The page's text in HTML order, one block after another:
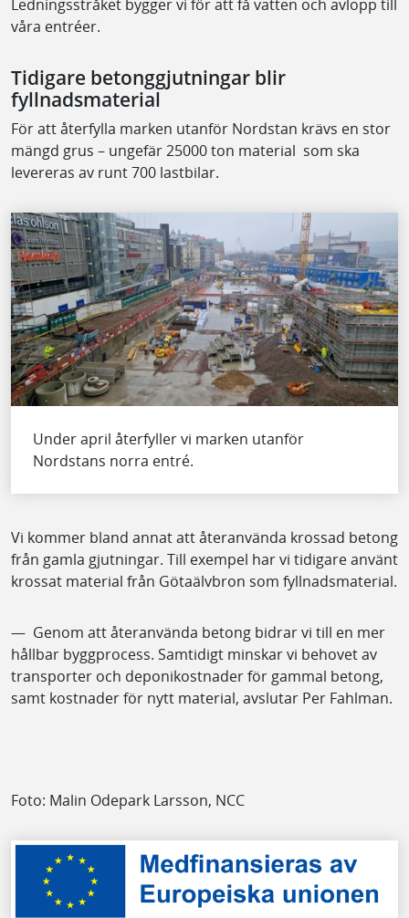
Ledningsstråket bygger vi för att få vatten och avlopp till
våra entréer.
Tidigare betonggjutningar blir
fyllnadsmaterial
För att återfylla marken utanför Nordstan krävs en stor
mängd grus – ungefär 25000 ton material som ska
levereras av runt 700 lastbilar.
Under april återfyller vi marken utanför
Nordstans norra entré.
Vi kommer bland annat att återanvända krossad betong
från gamla gjutningar. Till exempel har vi tidigare använt
krossat material från Götaälvbron som fyllnadsmaterial.
— Genom att återanvända betong bidrar vi till en mer
hållbar byggprocess. Samtidigt minskar vi behovet av
transporter och deponikostnader för gammal betong,
samt kostnader för nytt material, avslutar Per Fahlman.
Foto: Malin Odepark Larsson, NCC